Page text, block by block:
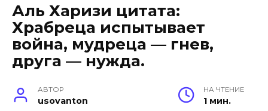
Аль Харизи цитата:
Храбреца испытывает
война, мудреца — гнев,
друга — нужда.
АВТОР
usovanton
НА ЧТЕНИЕ
1 мин.